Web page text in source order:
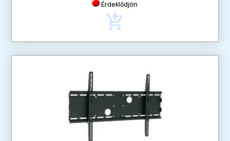
Érdeklődjön
add_shopping_cart